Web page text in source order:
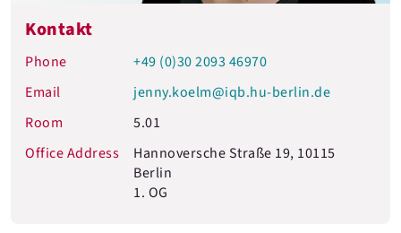
Kontakt
Phone
+49 (0)30 2093 46970
Email
jenny.koelm@iqb.hu-berlin.de
Room
5.01
Office Address
Hannoversche Straße 19, 10115
Berlin
1. OG